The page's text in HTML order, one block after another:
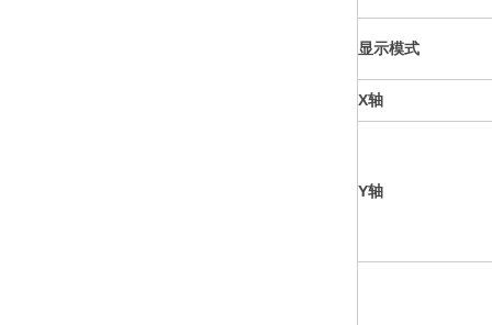
显示模式
X轴
Y轴